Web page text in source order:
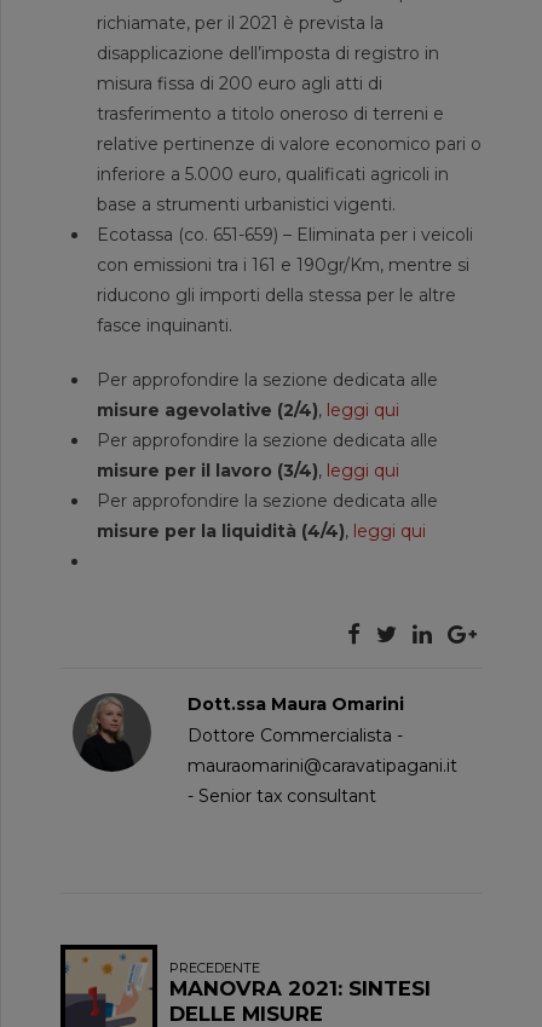
richiamate, per il 2021 è prevista la
disapplicazione dell’imposta di registro in
misura fissa di 200 euro agli atti di
trasferimento a titolo oneroso di terreni e
relative pertinenze di valore economico pari o
inferiore a 5.000 euro, qualificati agricoli in
base a strumenti urbanistici vigenti.
Ecotassa (co. 651-659) – Eliminata per i veicoli
con emissioni tra i 161 e 190gr/Km, mentre si
riducono gli importi della stessa per le altre
fasce inquinanti.
Per approfondire la sezione dedicata alle
misure agevolative (2/4), leggi qui
Per approfondire la sezione dedicata alle
misure per il lavoro (3/4), leggi qui
Per approfondire la sezione dedicata alle
misure per la liquidità (4/4), leggi qui
Dott.ssa Maura Omarini
Dottore Commercialista -
mauraomarini@caravatipagani.it
- Senior tax consultant
PRECEDENTE
MANOVRA 2021: SINTESI
DELLE MISURE